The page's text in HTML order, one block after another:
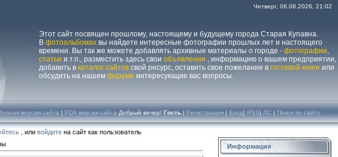
Этот сайт посвящен прошлому, настоящему и будущему города Старая Купавна.
В фотоальбомах вы найдете интересные фотографии прошлых лет и настоящего
времени. Вы так же можете добавлять архивные материалы о городе - фотографии,
статьи и т.п., разместить здесь свои объявления , информацию о вашем предприятии,
добавить в каталог сайтов свой ресурс, оставить свое пожелание в гостевой книге или
обсудить на нашем форуме интересующие вас вопросы.
Четверг, 06.08.2026, 21:02
версия сайта | PDA версия сайта Добрый вечер! Гость | Регистрация | Вход| RSS| ЛС | Поиск по сайту
, или войдитена сайт как пользователь
Информация